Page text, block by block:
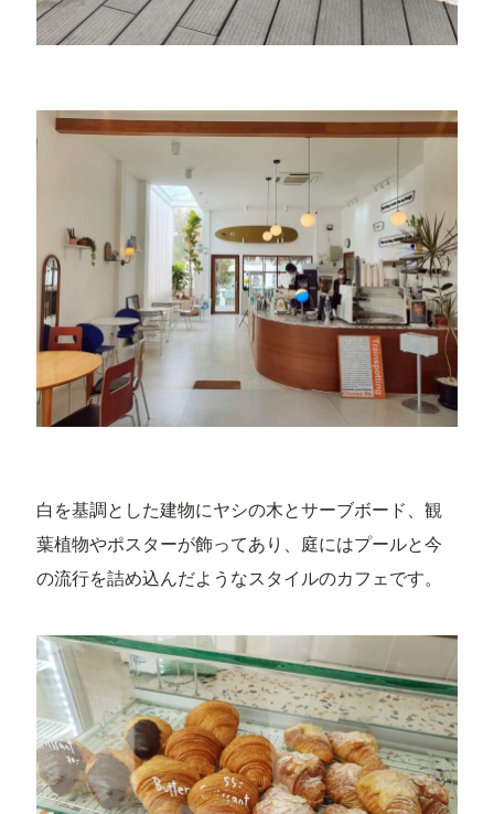
白を基調とした建物にヤシの木とサーブボード、観
葉植物やポスターが飾ってあり、庭にはプールと今
の流行を詰め込んだようなスタイルのカフェです。